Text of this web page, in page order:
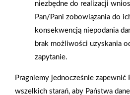
Gwarancja jakości
naszych produktów
niezbędne do realizacji
Pan/Pani zobowiązania do
konsekwencją niepodania
brak możliwości uzyskania
zapytanie.
Pragniemy jednocześnie zapewnić
wszelkich starań, aby Państwa
Nasz serwis internetowy
zapewnienia prawidłowego
użytkowania oraz analizy ruchu na
Czym są pliki cookies?
Cookies to niewielkie pliki tekstowe
użytkownika (komputerze, tablecie,